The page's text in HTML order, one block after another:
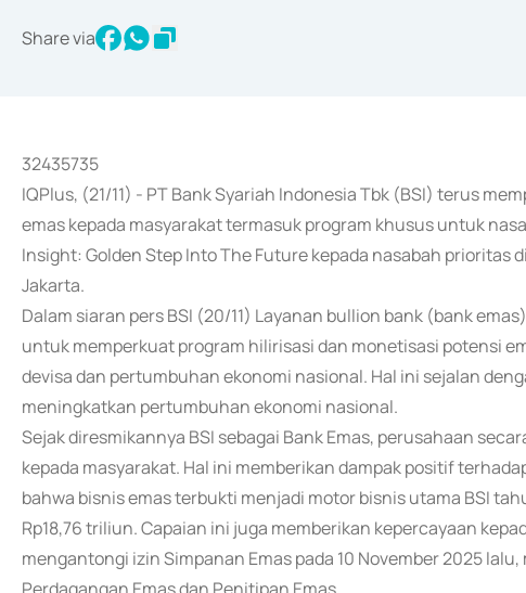
Share via
32435735
IQPlus, (21/11) - PT Bank Syariah Indonesia Tbk (BSI) terus
emas kepada masyarakat termasuk program khusus untuk
Insight: Golden Step Into The Future kepada nasabah prioritas
Jakarta.
Dalam siaran pers BSI (20/11) Layanan bullion bank (bank
untuk memperkuat program hilirisasi dan monetisasi potensi
devisa dan pertumbuhan ekonomi nasional. Hal ini sejalan
meningkatkan pertumbuhan ekonomi nasional.
Sejak diresmikannya BSI sebagai Bank Emas, perusahaan
kepada masyarakat. Hal ini memberikan dampak positif
bahwa bisnis emas terbukti menjadi motor bisnis utama BSI
Rp18,76 triliun. Capaian ini juga memberikan kepercayaan
mengantongi izin Simpanan Emas pada 10 November 2025